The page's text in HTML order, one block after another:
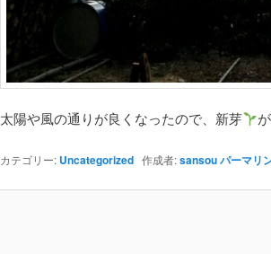
太陽や風の通りが良くなったので、新芽
カテゴリー: Uncategorized 作成者:sansouパーマリ